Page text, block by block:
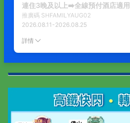
連住3晚及以上➡️全線預付酒店適用
推廣碼 SHFAMILYAUG02
2026.08.11 -2026.08.25
詳情